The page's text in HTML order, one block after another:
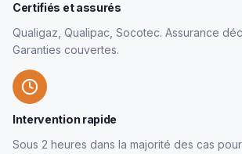
Certifiés et assurés
Qualigaz, Qualipac, Socotec. Assurance
Garanties couvertes.
Intervention rapide
Sous 2 heures dans la majorité des cas